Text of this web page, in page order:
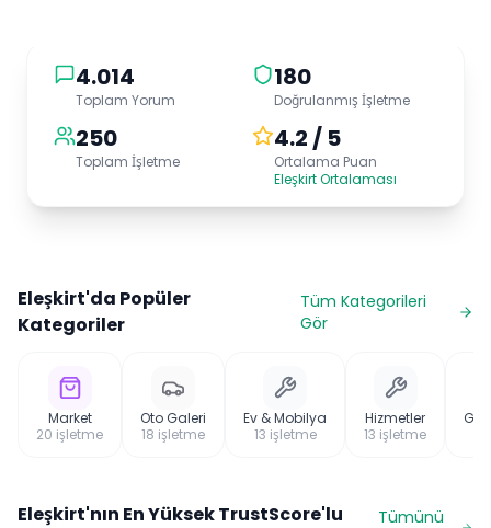
4.014
Toplam Yorum
180
Doğrulanmış İşletme
250
Toplam İşletme
4.2 / 5
Ortalama Puan
Eleşkirt Ortalaması
Eleşkirt'da Popüler
Kategoriler
Tüm Kategorileri
Gör
Market
20 işletme
Oto Galeri
18 işletme
Ev & Mobilya
13 işletme
Hizmetler
13 işletme
Eleşkirt'nın En Yüksek TrustScore'lu
Tümünü